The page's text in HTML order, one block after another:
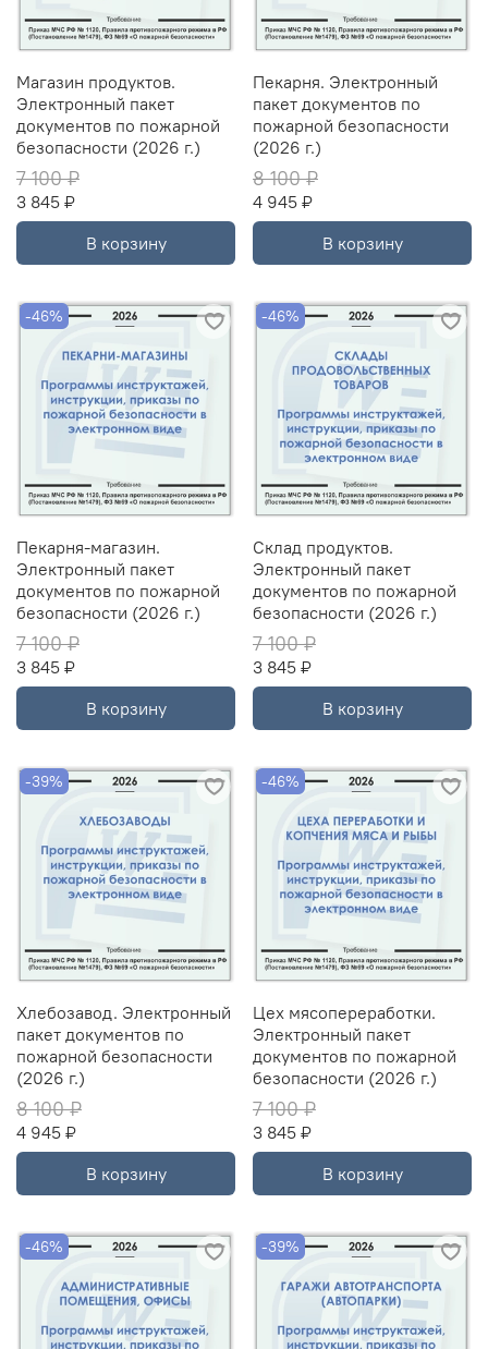
Магазин продуктов.
Электронный пакет
документов по пожарной
безопасности (2026 г.)
7 100 ₽
3 845 ₽
В корзину
Пекарня. Электронный
пакет документов по
пожарной безопасности
(2026 г.)
8 100 ₽
4 945 ₽
В корзину
-46%
Пекарня-магазин.
Электронный пакет
документов по пожарной
безопасности (2026 г.)
7 100 ₽
3 845 ₽
В корзину
-46%
Склад продуктов.
Электронный пакет
документов по пожарной
безопасности (2026 г.)
7 100 ₽
3 845 ₽
В корзину
-39%
Хлебозавод. Электронный
пакет документов по
пожарной безопасности
(2026 г.)
8 100 ₽
4 945 ₽
В корзину
-46%
Цех мясопереработки.
Электронный пакет
документов по пожарной
безопасности (2026 г.)
7 100 ₽
3 845 ₽
В корзину
-46% -39%